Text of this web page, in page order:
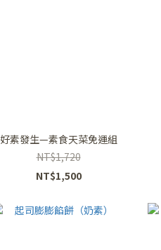
好素發生—素食天菜免運組
NT$1,720
NT$1,500